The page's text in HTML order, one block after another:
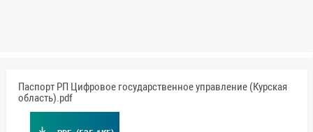
Паспорт РП Цифровое государственное управление (Курская
область).pdf